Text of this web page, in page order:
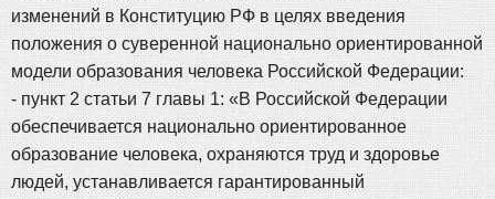
изменений в Конституцию РФ в целях введения
положения о суверенной национально ориентированной
модели образования человека Российской Федерации:
- пункт 2 статьи 7 главы 1: «В Российской Федерации
обеспечивается национально ориентированное
образование человека, охраняются труд и здоровье
людей, устанавливается гарантированный